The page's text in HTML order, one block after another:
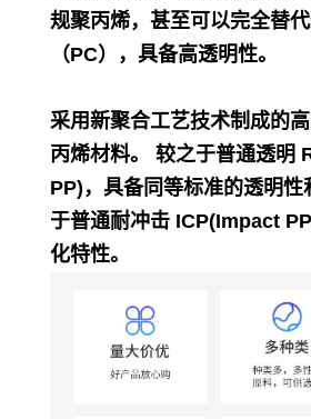
规聚丙烯，甚至可以完全替
（PC），具备高透明性。
采用新聚合工艺技术制成的
丙烯材料。 较之于普通透明
PP)，具备同等标准的透明性
于普通耐冲击 ICP(Impact
化特性。